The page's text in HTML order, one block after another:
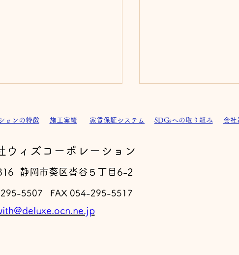
ルゼン ドライ 完成
ョンの特徴 施工実績 家賃保証システム SDGsへの取り組み 会社
ウィズコーポレーション
静岡市葵区沓谷５丁目6-2
295-5507 FAX 054-295-5517